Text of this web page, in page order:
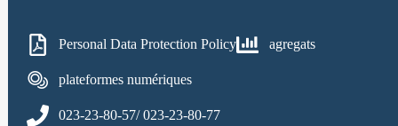
Personal Data Protection Policy agregats
plateformes numériques
023-23-80-57/ 023-23-80-77